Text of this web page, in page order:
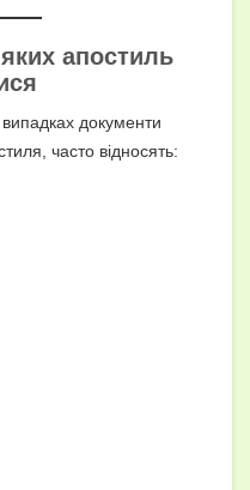
апостиль
документи
часто відносять: